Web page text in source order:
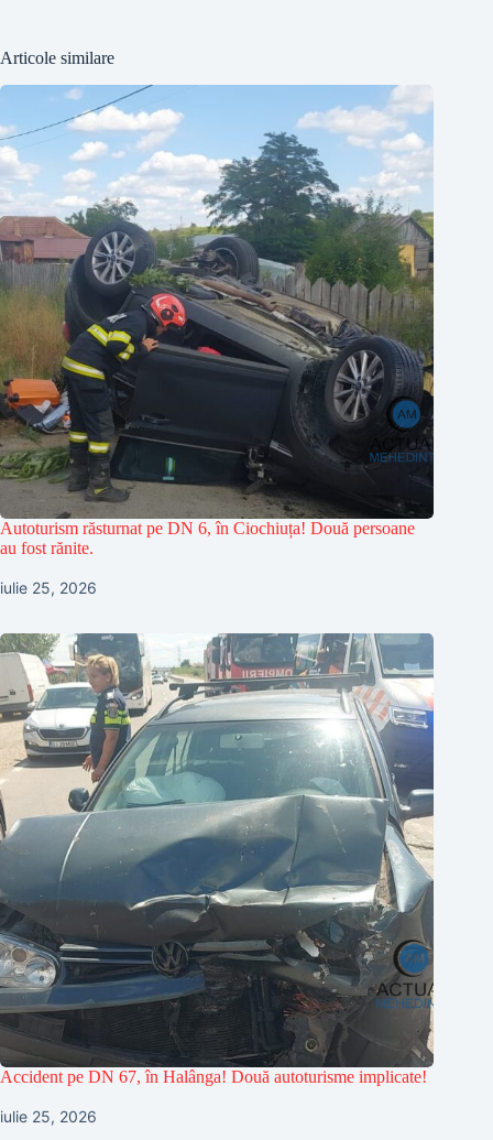
Articole similare
Autoturism răsturnat pe DN 6, în Ciochiuța! Două persoane
au fost rănite.
iulie 25, 2026
Accident pe DN 67, în Halânga! Două autoturisme implicate!
iulie 25, 2026